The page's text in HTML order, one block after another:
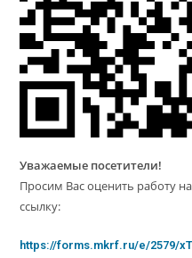
Уважаемые посетители!
Просим Вас оценить работу
ссылку:
https://forms.mkrf.ru/e/2579/